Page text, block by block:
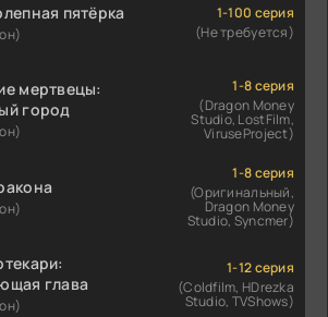
пятёрка
1-100 серия
(Не требуется)
мертвецы:
город
1-8 серия
(Dragon Money
Studio, LostFilm,
ViruseProject)
1-8 серия
(Оригинальный,
Dragon Money
Studio, Syncmer)
глава
1-12 серия
(Coldfilm, HDrezka
Studio, TVShows)